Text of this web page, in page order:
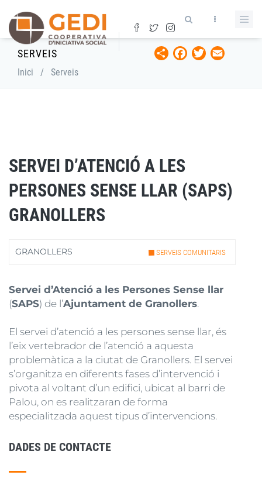
contingut
SERVEIS ShareFacebook
Twitter
Fil
Inici / Serveis
SERVEI D’ATENCIÓ A LES
PERSONES SENSE LLAR (SAPS)
GRANOLLERS
GRANOLLERS SERVEIS COMUNITARIS
Servei d’Atenció a les Persones Sense llar
(SAPS) de l’Ajuntament de Granollers.
El servei d’atenció a les persones sense llar, és
l’eix vertebrador de l’atenció a aquesta
problemàtica a la ciutat de Granollers. El servei
s’organitza en diferents fases d’intervenció i
pivota al voltant d’un edifici, ubicat al barri de
Palou, on es realitzaran de forma
especialitzada aquest tipus d’intervencions.
DADES DE CONTACTE